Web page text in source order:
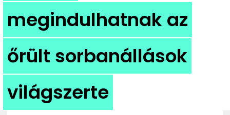
KULT
UTCA
ZENE
MÉDIAAJÁNLAT
IMPRESSZUM
PR-ARCHÍVUM
megindulhatnak az
őrült sorbanállások
világszerte